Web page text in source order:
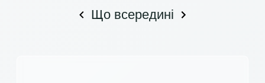
Що всередині